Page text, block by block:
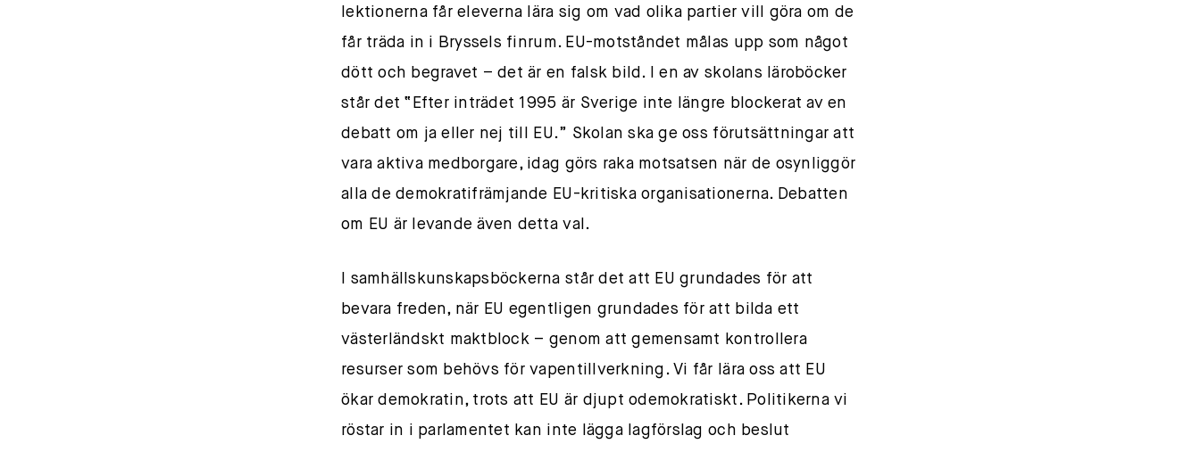
lektionerna får eleverna lära sig om vad olika partier vill göra om de
får träda in i Bryssels finrum. EU-motståndet målas upp som något
dött och begravet – det är en falsk bild. I en av skolans läroböcker
står det “Efter inträdet 1995 är Sverige inte längre blockerat av en
debatt om ja eller nej till EU.” Skolan ska ge oss förutsättningar att
vara aktiva medborgare, idag görs raka motsatsen när de osynliggör
alla de demokratifrämjande EU-kritiska organisationerna. Debatten
om EU är levande även detta val.
I samhällskunskapsböckerna står det att EU grundades för att
bevara freden, när EU egentligen grundades för att bilda ett
västerländskt maktblock – genom att gemensamt kontrollera
resurser som behövs för vapentillverkning. Vi får lära oss att EU
ökar demokratin, trots att EU är djupt odemokratiskt. Politikerna vi
röstar in i parlamentet kan inte lägga lagförslag och beslut